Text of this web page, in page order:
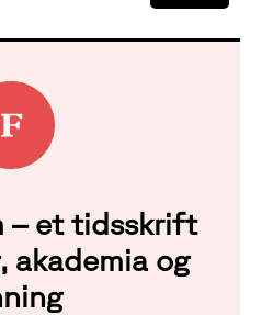
– et tidsskrift
akademia og